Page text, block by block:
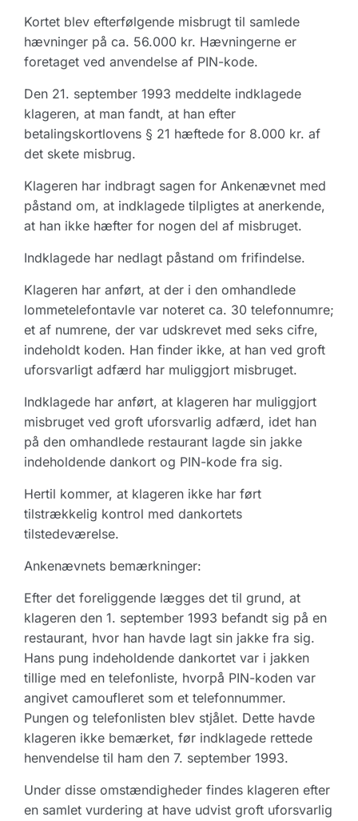
Kortet blev efterfølgende misbrugt til samlede
hævninger på ca. 56.000 kr. Hævningerne er
foretaget ved anvendelse af PIN-kode.
Den 21. september 1993 meddelte indklagede
klageren, at man fandt, at han efter
betalingskortlovens § 21 hæftede for 8.000 kr. af
det skete misbrug.
Klageren har indbragt sagen for Ankenævnet med
påstand om, at indklagede tilpligtes at anerkende,
at han ikke hæfter for nogen del af misbruget.
Indklagede har nedlagt påstand om frifindelse.
Klageren har anført, at der i den omhandlede
lommetelefontavle var noteret ca. 30 telefonnumre;
et af numrene, der var udskrevet med seks cifre,
indeholdt koden. Han finder ikke, at han ved groft
uforsvarligt adfærd har muliggjort misbruget.
Indklagede har anført, at klageren har muliggjort
misbruget ved groft uforsvarlig adfærd, idet han
på den omhandlede restaurant lagde sin jakke
indeholdende dankort og PIN-kode fra sig.
Hertil kommer, at klageren ikke har ført
tilstrækkelig kontrol med dankortets
tilstedeværelse.
Ankenævnets bemærkninger:
Efter det foreliggende lægges det til grund, at
klageren den 1. september 1993 befandt sig på en
restaurant, hvor han havde lagt sin jakke fra sig.
Hans pung indeholdende dankortet var i jakken
tillige med en telefonliste, hvorpå PIN-koden var
angivet camoufleret som et telefonnummer.
Pungen og telefonlisten blev stjålet. Dette havde
klageren ikke bemærket, før indklagede rettede
henvendelse til ham den 7. september 1993.
Under disse omstændigheder findes klageren efter
en samlet vurdering at have udvist groft uforsvarlig